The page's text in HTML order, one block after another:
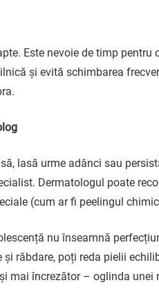
Este nevoie de timp
și evită schimbarea
lasă urme adânci sau
Dermatologul poate
(cum ar fi peelingul
nu înseamnă
răbdare, poți reda pielii
mai încrezător – oglinda